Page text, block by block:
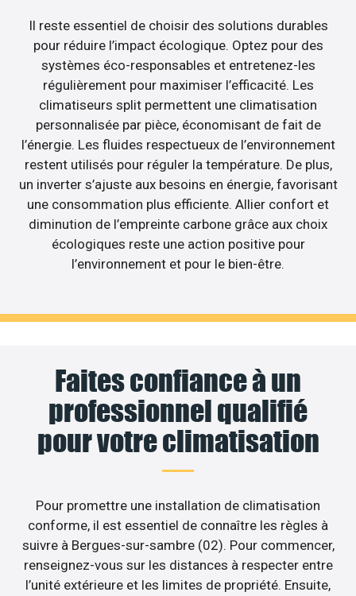
Il reste essentiel de choisir des solutions durables
pour réduire l’impact écologique. Optez pour des
systèmes éco-responsables et entretenez-les
régulièrement pour maximiser l’efficacité. Les
climatiseurs split permettent une climatisation
personnalisée par pièce, économisant de fait de
l’énergie. Les fluides respectueux de l’environnement
restent utilisés pour réguler la température. De plus,
un inverter s’ajuste aux besoins en énergie, favorisant
une consommation plus efficiente. Allier confort et
diminution de l’empreinte carbone grâce aux choix
écologiques reste une action positive pour
l’environnement et pour le bien-être.
Faites confiance à un
professionnel qualifié
pour votre climatisation
Pour promettre une installation de climatisation
conforme, il est essentiel de connaître les règles à
suivre à Bergues-sur-sambre (02). Pour commencer,
renseignez-vous sur les distances à respecter entre
l’unité extérieure et les limites de propriété. Ensuite,